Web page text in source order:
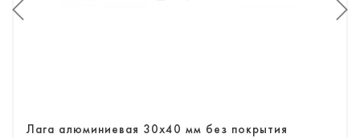
Лага алюминиевая 30х40 мм без покрытия